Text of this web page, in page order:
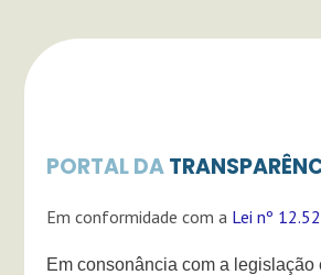
PORTAL DA
Em conformidade com a Lei nº
Em consonância com a legislação